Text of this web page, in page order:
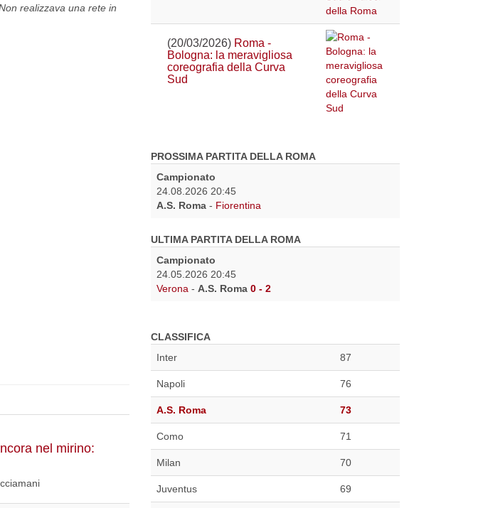
realizzava una rete in
nel mirino:
(20/03/2026) Roma -
Bologna: la meravigliosa
coreografia della Curva
Sud
PROSSIMA PARTITA DELLA ROMA
Campionato
24.08.2026 20:45
A.S. Roma - Fiorentina
ULTIMA PARTITA DELLA ROMA
Campionato
24.05.2026 20:45
Verona - A.S. Roma 0 - 2
CLASSIFICA
Inter
87
Napoli 76
A.S. Roma 73
Como 71
Milan 70
Juventus 69